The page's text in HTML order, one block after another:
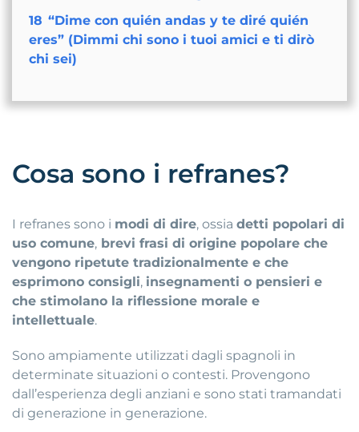
18 “Dime con quién andas y te diré quién
eres” (Dimmi chi sono i tuoi amici e ti dirò
chi sei)
Cosa sono i refranes?
I refranes sono i modi di dire, ossia detti popolari di
uso comune, brevi frasi di origine popolare che
vengono ripetute tradizionalmente e che
esprimono consigli, insegnamenti o pensieri e
che stimolano la riflessione morale e
intellettuale.
Sono ampiamente utilizzati dagli spagnoli in
determinate situazioni o contesti. Provengono
dall’esperienza degli anziani e sono stati tramandati
di generazione in generazione.